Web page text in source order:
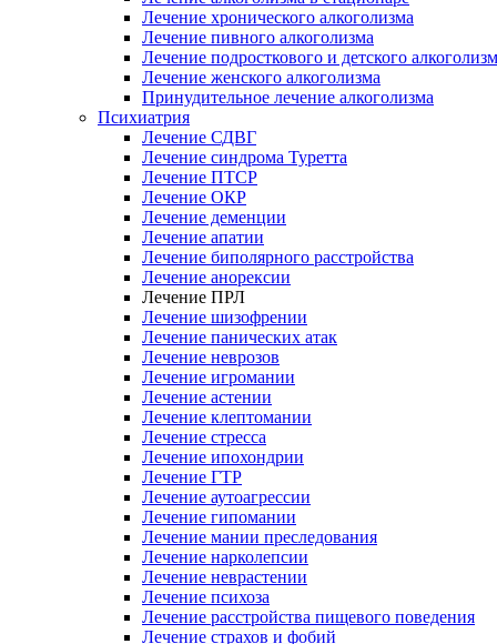
Лечение хронического алкоголизма
Лечение пивного алкоголизма
Лечение подросткового и детского
Лечение женского алкоголизма
Принудительное лечение алкоголизма
Психиатрия
Лечение СДВГ
Лечение синдрома Туретта
Лечение ПТСР
Лечение ОКР
Лечение деменции
Лечение апатии
Лечение биполярного расстройства
Лечение анорексии
Лечение ПРЛ
Лечение шизофрении
Лечение панических атак
Лечение неврозов
Лечение игромании
Лечение астении
Лечение клептомании
Лечение стресса
Лечение ипохондрии
Лечение ГТР
Лечение аутоагрессии
Лечение гипомании
Лечение мании преследования
Лечение нарколепсии
Лечение неврастении
Лечение психоза
Лечение расстройства пищевого поведения
Лечение страхов и фобий